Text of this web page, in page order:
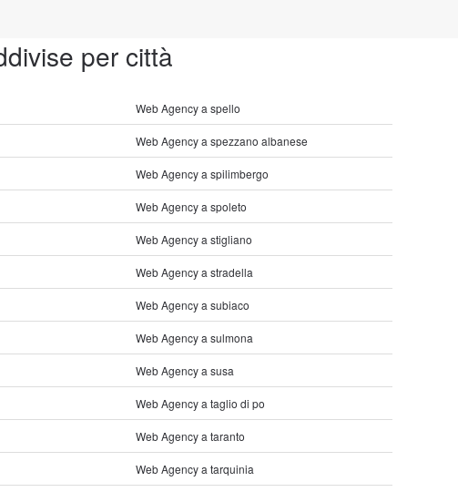
per città
Web Agency a spello
Web Agency a spezzano albanese
Web Agency a spilimbergo
Web Agency a spoleto
Web Agency a stigliano
Web Agency a stradella
Web Agency a subiaco
Web Agency a sulmona
Web Agency a susa
Web Agency a taglio di po
Web Agency a taranto
Web Agency a tarquinia